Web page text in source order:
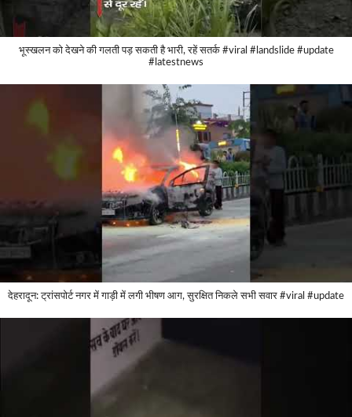
भूस्खलन को देखने की गलती पड़ सकती है भारी, रहें सतर्क #viral #landslide #update
#latestnews
देहरादून: ट्रांसपोर्ट नगर में गाड़ी में लगी भीषण आग, सुरक्षित निकले सभी सवार #viral #update